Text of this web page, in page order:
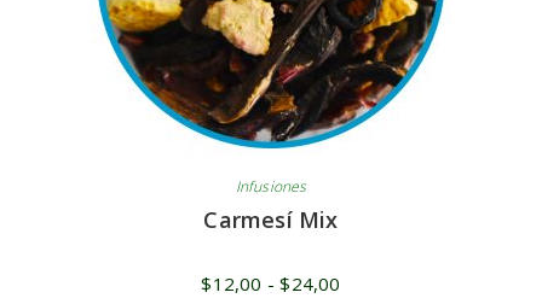
Infusiones
Carmesí Mix
$12,00 - $24,00